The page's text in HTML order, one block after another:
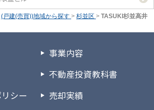
(戸建(売買))地域から探す > 杉並区 > TASUKI杉並高井
シー
事業内容
不動産投資教科書
売却実績